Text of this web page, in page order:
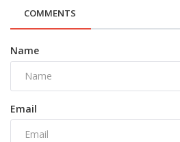
COMMENTS
Name
Email